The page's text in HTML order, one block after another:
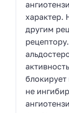
характер.
другим
не